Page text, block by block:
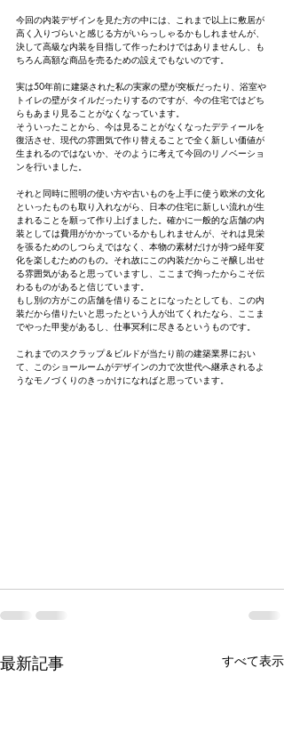
今回の内装デザインを見た方の中には、これまで以上に敷居が
高く入りづらいと感じる方がいらっしゃるかもしれませんが、
決して高級な内装を目指して作ったわけではありませんし、も
ちろん高額な商品を売るための設えでもないのです。
実は50年前に建築された私の実家の壁が突板だったり、浴室や
トイレの壁がタイルだったりするのですが、今の住宅ではどち
らもあまり見ることがなくなっています。
そういったことから、今は見ることがなくなったデティールを
復活させ、現代の雰囲気で作り替えることで全く新しい価値が
生まれるのではないか、そのように考えて今回のリノベーショ
ンを行いました。
それと同時に照明の使い方や古いものを上手に使う欧米の文化
といったものも取り入れながら、日本の住宅に新しい流れが生
まれることを願って作り上げました。確かに一般的な店舗の内
装としては費用がかかっているかもしれませんが、それは見栄
を張るためのしつらえではなく、本物の素材だけが持つ経年変
化を楽しむためのもの。それ故にこの内装だからこそ醸し出せ
る雰囲気があると思っていますし、ここまで拘ったからこそ伝
わるものがあると信じています。
もし別の方がこの店舗を借りることになったとしても、この内
装だから借りたいと思ったという人が出てくれたなら、ここま
でやった甲斐があるし、仕事冥利に尽きるというものです。
これまでのスクラップ＆ビルドが当たり前の建築業界におい
て、このショールームがデザインの力で次世代へ継承されるよ
うなモノづくりのきっかけになればと思っています。
最新記事 すべて表示